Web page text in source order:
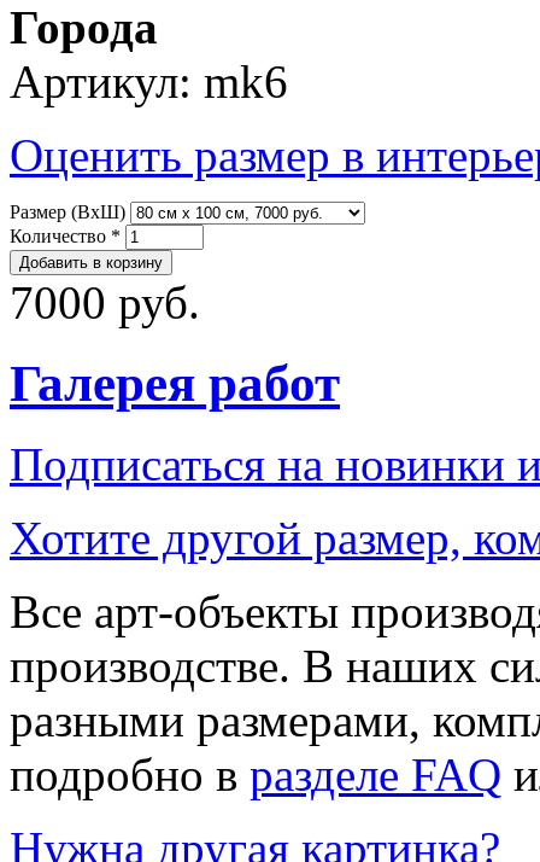
Города
Артикул: mk6
Оценить размер в
Размер (ВхШ)
Количество *
7000 руб.
Галерея работ
Подписаться на новинки
Хотите другой размер,
Все арт-объекты
производстве. В наших
разными размерами,
подробно в разделе FAQ
Нужна другая картинка?